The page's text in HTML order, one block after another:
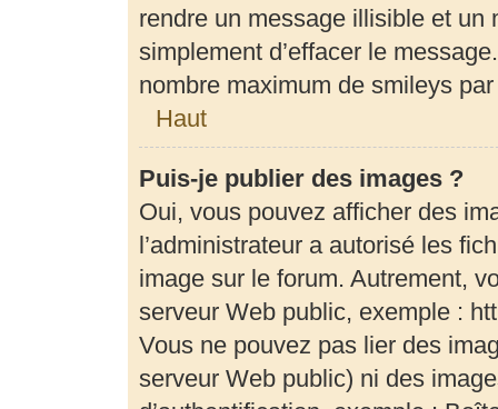
rendre un message illisible et un
simplement d’effacer le
nombre maximum de smileys
Haut
Puis-je publier des images ?
Oui, vous pouvez afficher des
l’administrateur a autorisé les
image sur le forum. Autrement,
serveur Web public, exemple :
Vous ne pouvez pas lier des
serveur Web public) ni des